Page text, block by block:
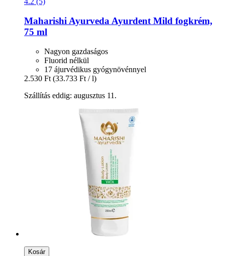
Maharishi Ayurveda Ayurdent Mild fogkrém,
75 ml
Nagyon gazdaságos
Fluorid nélkül
17 ájurvédikus gyógynövénnyel
2.530 Ft (33.733 Ft / l)
Szállítás eddig: augusztus 11.
Kosár